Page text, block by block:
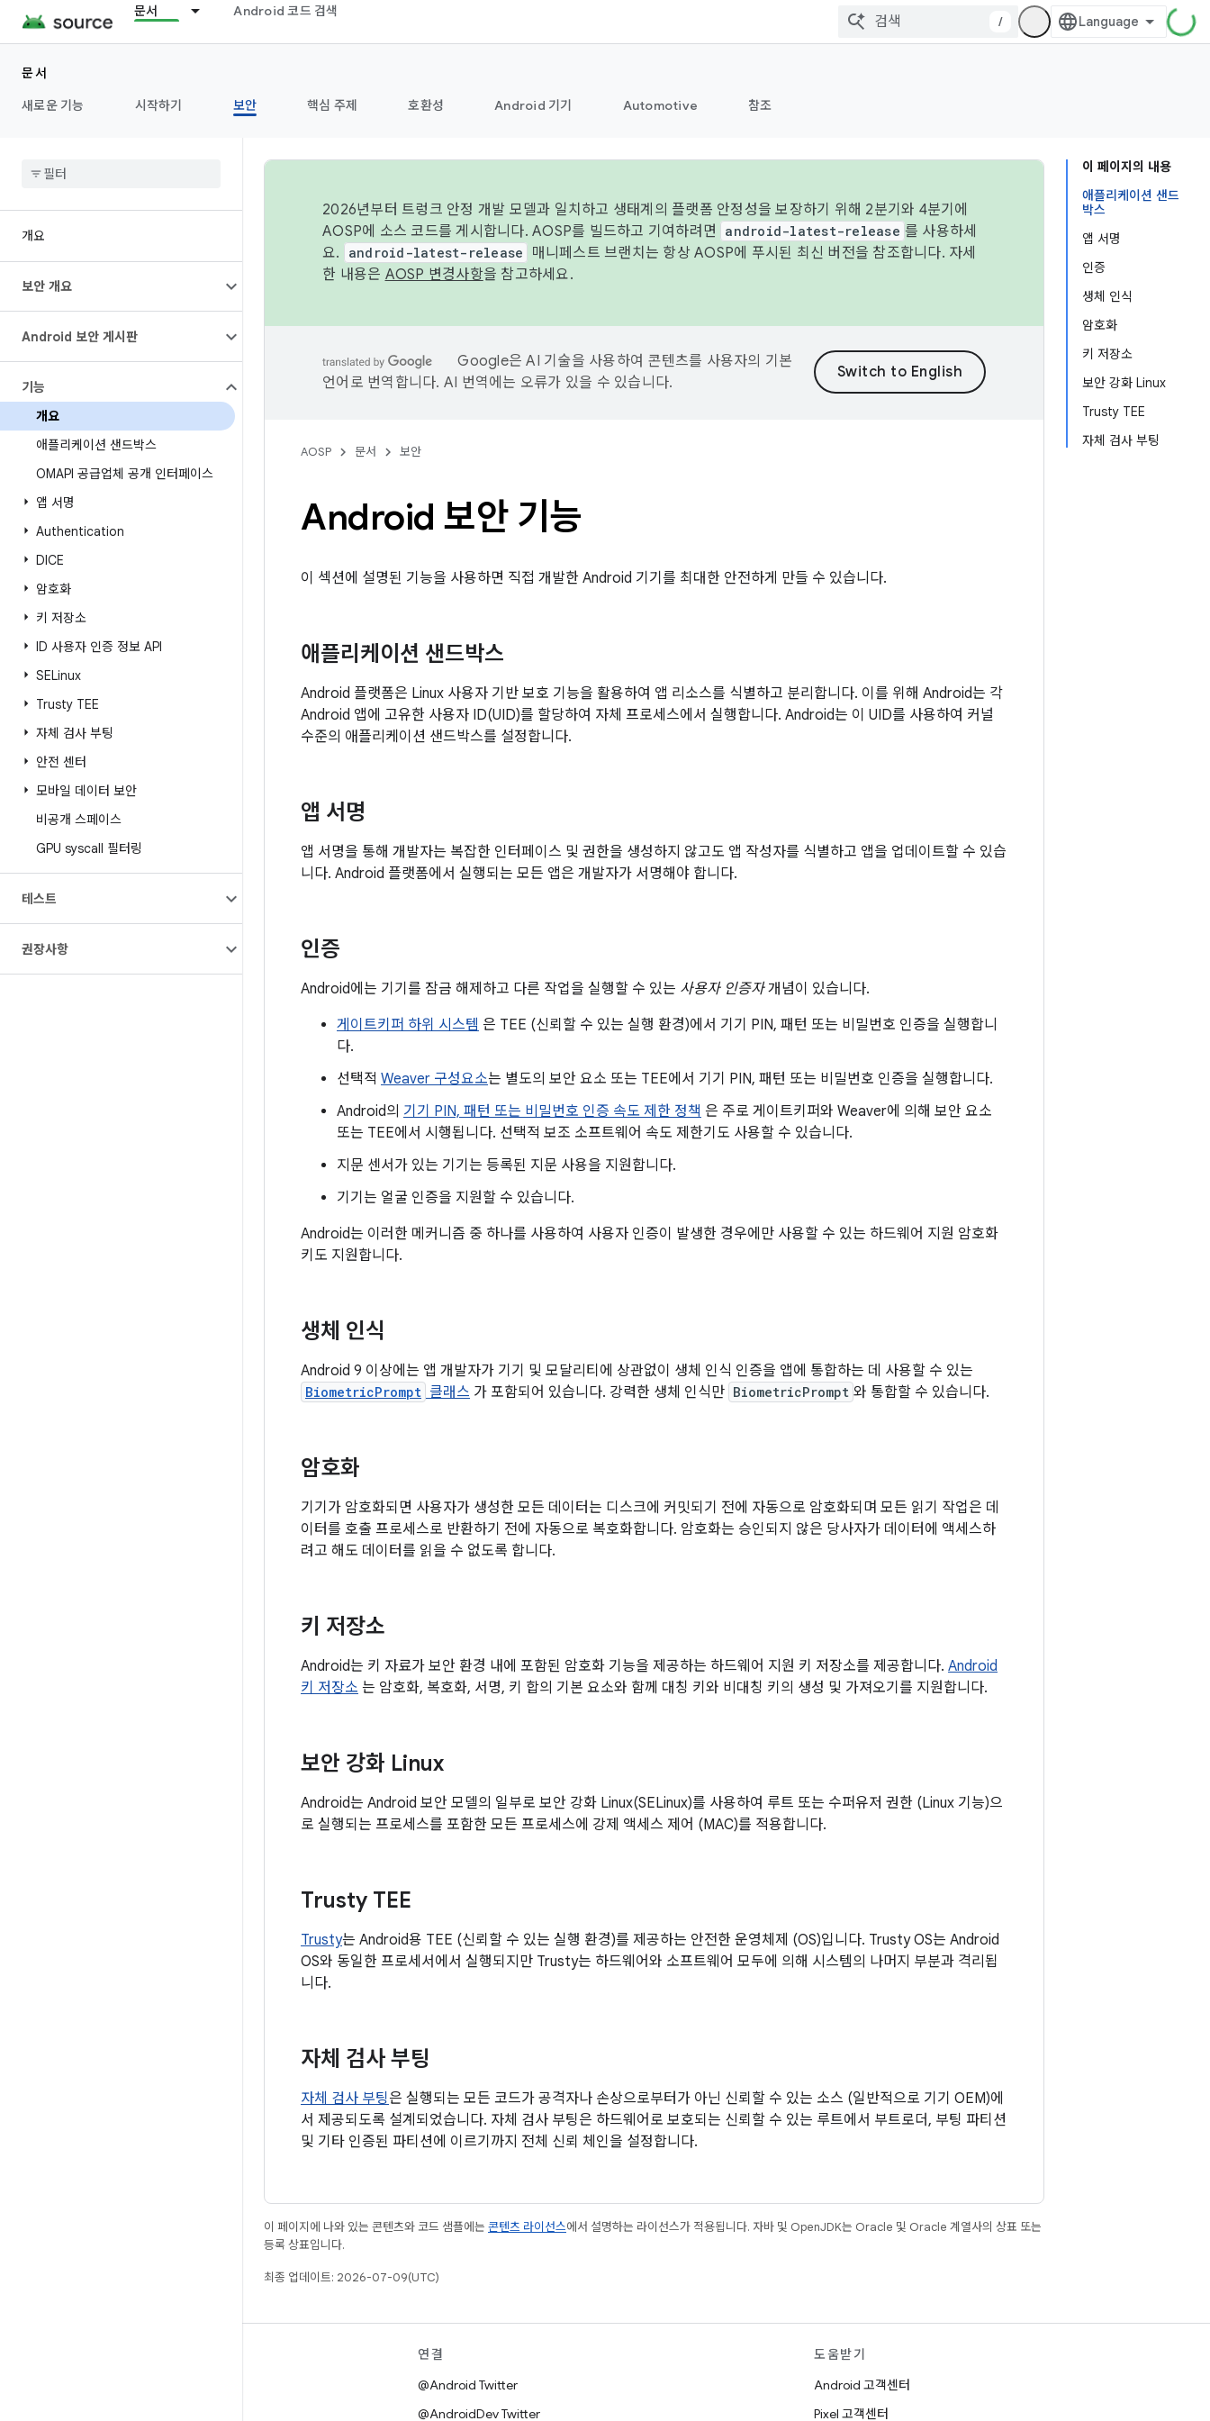
문서 Android 코드 검색
/
문서
새로운 기능
시작하기 보안 핵심 주제 호환성 Android 기기 Automotive 참조
개요
보안 개요
Android 보안 게시판
기능
개요
애플리케이션 샌드박스
OMAPI 공급업체 공개 인터페이스
앱 서명
Authentication
DICE
암호화
키 저장소
ID 사용자 인증 정보 API
SELinux
Trusty TEE
자체 검사 부팅
안전 센터
모바일 데이터 보안
비공개 스페이스
GPU syscall 필터링
테스트
권장사항
이 페이지의 내용
애플리케이션 샌드
박스
앱 서명
인증
생체 인식
암호화
키 저장소
보안 강화 Linux
Trusty TEE
자체 검사 부팅
2026년부터 트렁크 안정 개발 모델과 일치하고 생태계의 플랫폼 안정성을 보장하기 위해 2분기와 4분기에
AOSP에 소스 코드를 게시합니다. AOSP를 빌드하고 기여하려면
android-latest-release 를 사용하세
요.
android-latest-release
매니페스트 브랜치는 항상 AOSP에 푸시된 최신 버전을 참조합니다. 자세
한 내용은 AOSP 변경사항을 참고하세요.
Google은 AI 기술을 사용하여 콘텐츠를 사용자의 기본
언어로 번역합니다. AI 번역에는 오류가 있을 수 있습니다.
AOSP 문서 보안
Android 보안 기능
이 섹션에 설명된 기능을 사용하면 직접 개발한 Android 기기를 최대한 안전하게 만들 수 있습니다.
애플리케이션 샌드박스
Android 플랫폼은 Linux 사용자 기반 보호 기능을 활용하여 앱 리소스를 식별하고 분리합니다. 이를 위해 Android는 각
Android 앱에 고유한 사용자 ID(UID)를 할당하여 자체 프로세스에서 실행합니다. Android는 이 UID를 사용하여 커널
수준의 애플리케이션 샌드박스를 설정합니다.
앱 서명
앱 서명을 통해 개발자는 복잡한 인터페이스 및 권한을 생성하지 않고도 앱 작성자를 식별하고 앱을 업데이트할 수 있습
니다. Android 플랫폼에서 실행되는 모든 앱은 개발자가 서명해야 합니다.
인증
Android에는 기기를 잠금 해제하고 다른 작업을 실행할 수 있는 사용자 인증자개념이 있습니다.
게이트키퍼 하위 시스템 은 TEE (신뢰할 수 있는 실행 환경)에서 기기 PIN, 패턴 또는 비밀번호 인증을 실행합니
다.
선택적 Weaver 구성요소는 별도의 보안 요소 또는 TEE에서 기기 PIN, 패턴 또는 비밀번호 인증을 실행합니다.
Android의 기기 PIN, 패턴 또는 비밀번호 인증 속도 제한 정책 은 주로 게이트키퍼와 Weaver에 의해 보안 요소
또는 TEE에서 시행됩니다. 선택적 보조 소프트웨어 속도 제한기도 사용할 수 있습니다.
지문 센서가 있는 기기는 등록된 지문 사용을 지원합니다.
기기는 얼굴 인증을 지원할 수 있습니다.
Android는 이러한 메커니즘 중 하나를 사용하여 사용자 인증이 발생한 경우에만 사용할 수 있는 하드웨어 지원 암호화
키도 지원합니다.
생체 인식
Android 9 이상에는 앱 개발자가 기기 및 모달리티에 상관없이 생체 인식 인증을 앱에 통합하는 데 사용할 수 있는
BiometricPrompt 클래스 가 포함되어 있습니다. 강력한 생체 인식만 BiometricPrompt 와 통합할 수 있습니다.
암호화
기기가 암호화되면 사용자가 생성한 모든 데이터는 디스크에 커밋되기 전에 자동으로 암호화되며 모든 읽기 작업은 데
이터를 호출 프로세스로 반환하기 전에 자동으로 복호화합니다. 암호화는 승인되지 않은 당사자가 데이터에 액세스하
려고 해도 데이터를 읽을 수 없도록 합니다.
키 저장소
Android는 키 자료가 보안 환경 내에 포함된 암호화 기능을 제공하는 하드웨어 지원 키 저장소를 제공합니다. Android
키 저장소 는 암호화, 복호화, 서명, 키 합의 기본 요소와 함께 대칭 키와 비대칭 키의 생성 및 가져오기를 지원합니다.
보안 강화 Linux
Android는 Android 보안 모델의 일부로 보안 강화 Linux(SELinux)를 사용하여 루트 또는 수퍼유저 권한 (Linux 기능)으
로 실행되는 프로세스를 포함한 모든 프로세스에 강제 액세스 제어 (MAC)를 적용합니다.
Trusty TEE
Trusty는 Android용 TEE (신뢰할 수 있는 실행 환경)를 제공하는 안전한 운영체제 (OS)입니다. Trusty OS는 Android
OS와 동일한 프로세서에서 실행되지만 Trusty는 하드웨어와 소프트웨어 모두에 의해 시스템의 나머지 부분과 격리됩
니다.
자체 검사 부팅
자체 검사 부팅은 실행되는 모든 코드가 공격자나 손상으로부터가 아닌 신뢰할 수 있는 소스 (일반적으로 기기 OEM)에
서 제공되도록 설계되었습니다. 자체 검사 부팅은 하드웨어로 보호되는 신뢰할 수 있는 루트에서 부트로더, 부팅 파티션
및 기타 인증된 파티션에 이르기까지 전체 신뢰 체인을 설정합니다.
이 페이지에 나와 있는 콘텐츠와 코드 샘플에는 콘텐츠 라이선스에서 설명하는 라이선스가 적용됩니다. 자바 및 OpenJDK는 Oracle 및 Oracle 계열사의 상표 또는
등록 상표입니다.
최종 업데이트: 2026-07-09(UTC)
연결
@Android Twitter
@AndroidDev Twitter
도움받기
Android 고객센터
Pixel 고객센터